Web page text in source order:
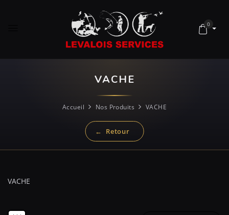
0
VACHE
Accueil Nos Produits VACHE
VACHE